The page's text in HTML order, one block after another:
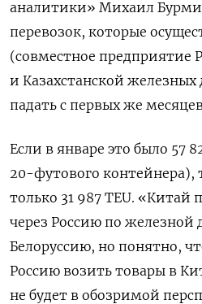
аналитики» Михаил
перевозок, которые
(совместное предприятие
и Казахстанской железных
падать с первых же
Если в январе это было 57
20-футового контейнера),
только 31 987 TEU. «Китай
через Россию по железной
Белоруссию, но понятно,
Россию возить товары в
не будет в обозримой